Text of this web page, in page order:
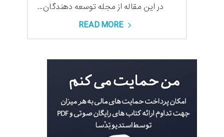
در این مقاله از مجله توسعه دهندگان...
READ MORE